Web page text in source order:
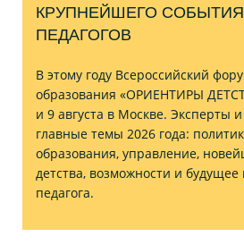
КРУПНЕЙШЕГО СОБЫТИЯ
ПЕДАГОГОВ
В этому году Всероссийский
образования «ОРИЕНТИРЫ
и 9 августа в Москве. Эксперты
главные темы 2026 года:
образования, управление,
детства, возможности и
педагога.